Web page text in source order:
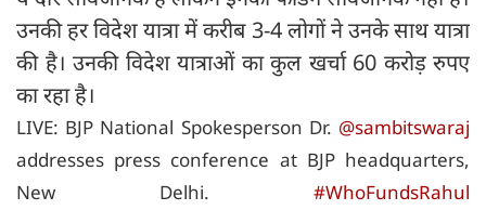
उनकी हर विदेश यात्रा में करीब 3-4 लोगों ने उनके साथ यात्रा
की है। उनकी विदेश यात्राओं का कुल खर्चा 60 करोड़ रुपए
का रहा है।
LIVE: BJP National Spokesperson Dr. @sambitswaraj
addresses press conference at BJP headquarters,
New Delhi. #WhoFundsRahul